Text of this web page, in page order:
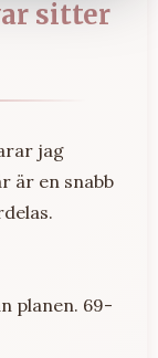
sitter
jag
är en snabb
planen. 69-